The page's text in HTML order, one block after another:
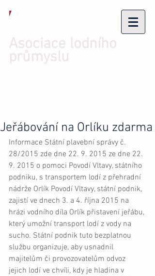
Jeřábování na Orlíku zdarma
Informace Státní plavební správy č.
28/2015 zde dne 22. 9. 2015 ze dne 22.
9. 2015 o pomoci Povodí Vltavy, státního
podniku, s transportem lodí z přehradní
nádrže Orlík Povodí Vltavy, státní podnik,
zajistí ve dnech 3. a 4. října 2015 na
hrázi vodního díla Orlík přistavení jeřábu,
který umožní transport lodí z vody na
sucho. Státní podnik tuto bezplatnou
službu organizuje, aby usnadnil
majitelům či provozovatelům odvoz
jejich lodí ve chvíli, kdy je hladina v